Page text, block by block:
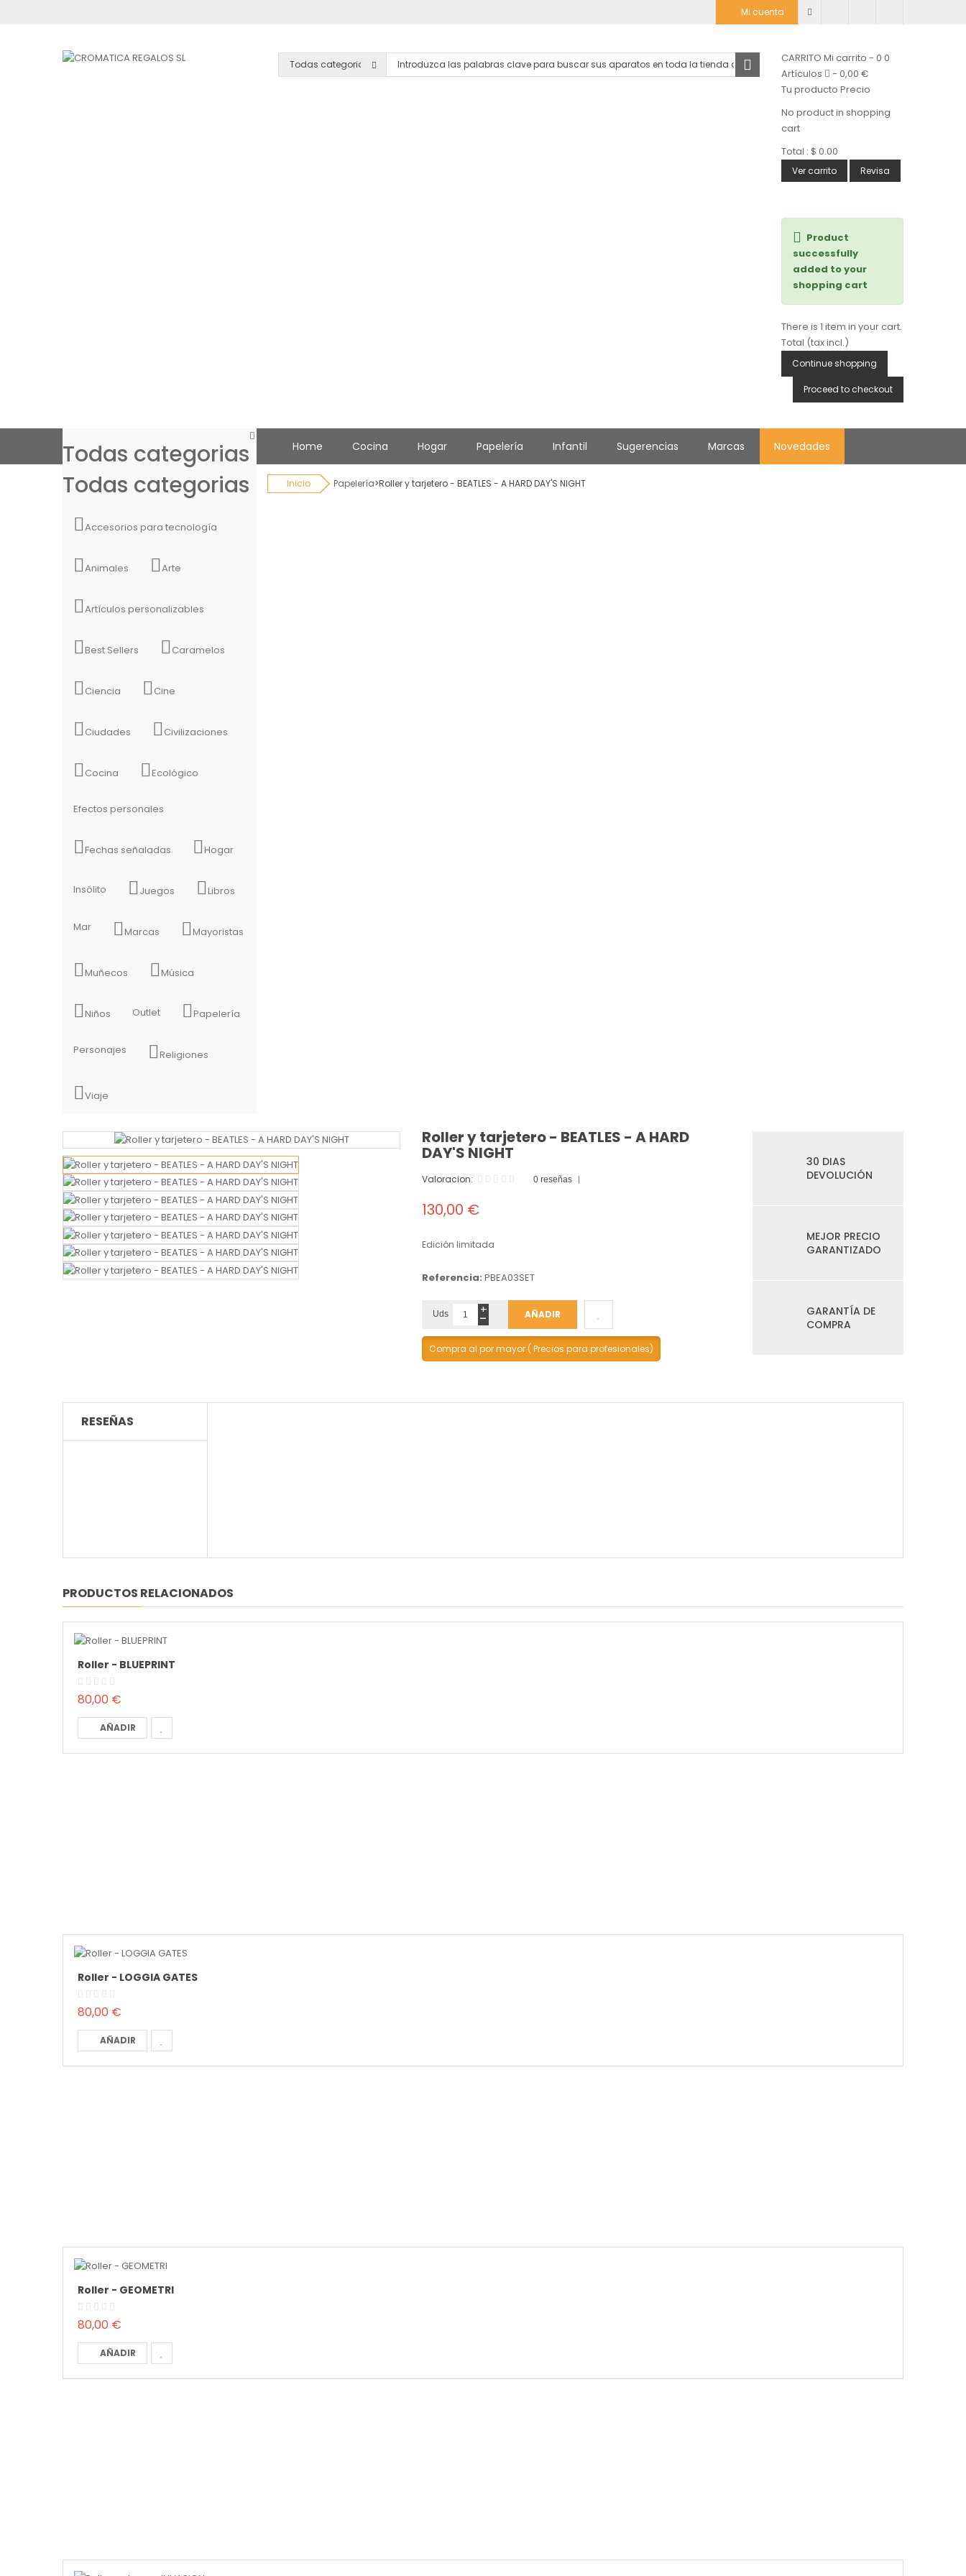
Mi cuenta
CARRITO Mi carrito - 0 0
Artículos
- 0,00 €
Tu producto Precio
No product in shopping
cart
Total : $ 0.00
Ver carrito Revisa
Product
successfully
added to your
shopping cart
There is 1 item in your cart.
Total (tax incl.)
Continue shopping
Proceed to checkout
Todas categorias
Todas categorias
Accesorios para tecnología
Animales Arte
Artículos personalizables
Best Sellers Caramelos
Ciencia Cine
Ciudades Civilizaciones
Cocina Ecológico
Efectos personales
Fechas señaladas Hogar
Insólito Juegos Libros
Mar Marcas Mayoristas
Muñecos Música
Niños Outlet Papelería
Personajes Religiones
Viaje
Home Cocina Hogar Papelería Infantil Sugerencias Marcas Novedades
Inicio Papelería>Roller y tarjetero - BEATLES - A HARD DAY'S NIGHT
Roller y tarjetero - BEATLES - A HARD
DAY'S NIGHT
Valoracion: 0 reseñas
130,00 €
Edición limitada
Referencia: PBEA03SET
Uds +
- AÑADIR
Compra al por mayor ( Precios para profesionales)
30 DIAS
DEVOLUCIÓN
MEJOR PRECIO
GARANTIZADO
GARANTÍA DE
COMPRA
RESEÑAS
PRODUCTOS RELACIONADOS
Roller - BLUEPRINT
80,00 €
AÑADIR
Roller - LOGGIA GATES
80,00 €
AÑADIR
Roller - GEOMETRI
80,00 €
AÑADIR